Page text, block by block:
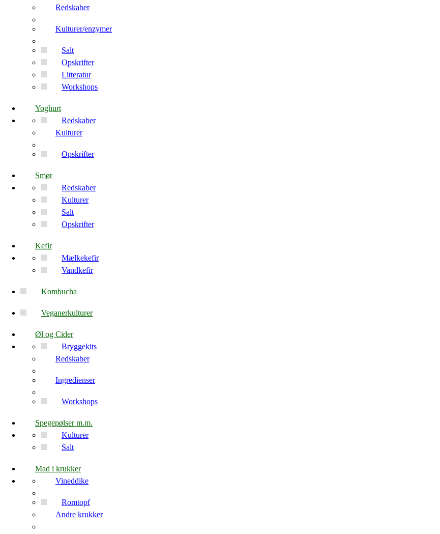
Redskaber
Kulturer/enzymer
Salt
Opskrifter
Litteratur
Workshops
Yoghurt
Redskaber
Kulturer
Opskrifter
Smør
Redskaber
Kulturer
Salt
Opskrifter
Kefir
Mælkekefir
Vandkefir
Kombucha
Veganerkulturer
Øl og Cider
Bryggekits
Redskaber
Ingredienser
Workshops
Spegepølser m.m.
Kulturer
Salt
Mad i krukker
Vineddike
Romtopf
Andre krukker